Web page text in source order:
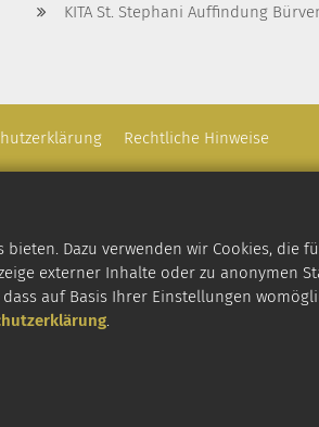
Dazu verwenden wir Cookies, die
externer Inhalte oder zu anonymen
auf Basis Ihrer Einstellungen
.
KITA St. Stephani Auffindung
Rechtliche Hinweise